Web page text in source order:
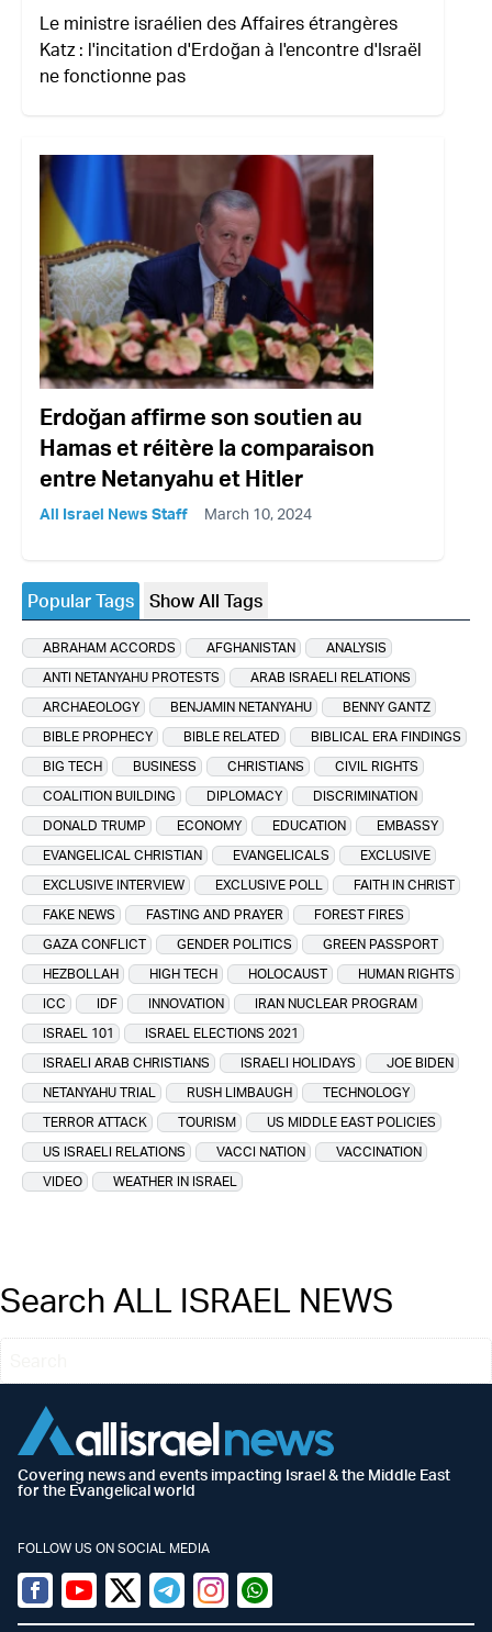
Le ministre israélien des Affaires étrangères
Katz : l'incitation d'Erdoğan à l'encontre d'Israël
ne fonctionne pas
Erdoğan affirme son soutien au
Hamas et réitère la comparaison
entre Netanyahu et Hitler
All Israel News Staff March 10, 2024
Popular Tags Show All Tags
ABRAHAM ACCORDS AFGHANISTAN
ANALYSIS
ANTI NETANYAHU PROTESTS
ARAB ISRAELI RELATIONS
ARCHAEOLOGY
BENJAMIN NETANYAHU
BENNY GANTZ
BIBLE PROPHECY
BIBLE RELATED
BIBLICAL ERA FINDINGS
BIG TECH
BUSINESS CHRISTIANS
CIVIL RIGHTS
COALITION BUILDING
DIPLOMACY
DISCRIMINATION
DONALD TRUMP
ECONOMY EDUCATION
EMBASSY
EVANGELICAL CHRISTIAN
EVANGELICALS
EXCLUSIVE
EXCLUSIVE INTERVIEW
EXCLUSIVE POLL
FAITH IN CHRIST
FAKE NEWS
FASTING AND PRAYER
FOREST FIRES
GAZA CONFLICT
GENDER POLITICS
GREEN PASSPORT
HEZBOLLAH
HIGH TECH HOLOCAUST
HUMAN RIGHTS
ICC
IDF INNOVATION
IRAN NUCLEAR PROGRAM
ISRAEL 101
ISRAEL ELECTIONS 2021
ISRAELI ARAB CHRISTIANS
ISRAELI HOLIDAYS
JOE BIDEN
NETANYAHU TRIAL
RUSH LIMBAUGH
TECHNOLOGY
TERROR ATTACK
TOURISM
US MIDDLE EAST POLICIES
US ISRAELI RELATIONS
VACCI NATION
VACCINATION
VIDEO
WEATHER IN ISRAEL
Search ALL ISRAEL NEWS
Covering news and events impacting Israel & the Middle East
for the Evangelical world
FOLLOW US ON SOCIAL MEDIA
Facebook
YoutubeTwitter (X)
TelegramInstagramWhatsapp